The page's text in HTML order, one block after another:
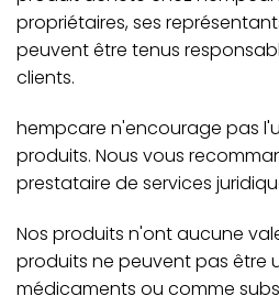
propriétaires, ses
peuvent être tenus
clients.
hempcare n'encourage pas
produits. Nous vous
prestataire de services
Nos produits n'ont aucune
produits ne peuvent pas être
médicaments ou comme